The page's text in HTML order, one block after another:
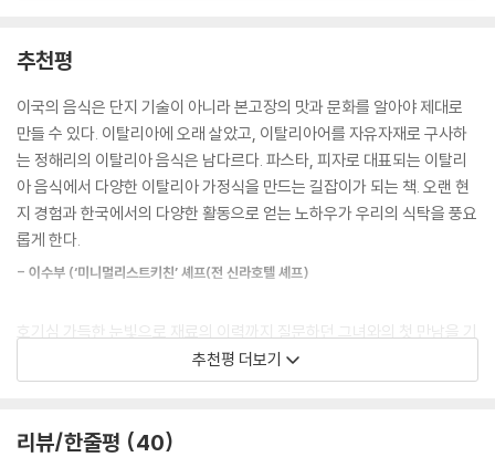
오렌지라는 뜻 아란치니
홍합와인찜
안초비오징어 스파게티
송로버섯 탈리아텔레
의외로 간단한 오징어먹물리조또
밀라노의 리조또 파르미쟈노리조또
블랙올리브페스토 가자미구이
리구리아식 해산물수프
차게 먹는 참치소스 로스트비프
젤라틴 없이 초콜릿무스
캐러멜 판나꼬따
윗면을 접시로 덮은 후 뒤집으면 감자가 위로 올라가 매끄럽고 보기 좋은
--- 「감자프리타타」 중에서
면수는 면을 여러 번 삶을수록 맛있어져요. 그래서 집에서 맛있는 면수를
만들기는 쉽지 않죠. 대신 소금 간을 조금 더 하거나 채수를 넣어보세요. 알
리오올리오에 파르메산치즈를 뿌리는 경우도 있는데, 정통 레시피에서는
넣지 않는답니다.
--- 「알리오올리오」 중에서
문어의 식감을 부드럽게 하는 비법은 삶은 후 건지지 않고 그대로 식히는
것이에요. 남겨둔 문어 다리는 밀봉해 냉동 보관했다가 자연 해동해 쓰세
요. 전자레인지로 해동하면 딱딱해진답니다.
가 건강식이다. 전세계적으로 이탈리아 가정식이라는 말이 통용되는 것도
같은 이유. 우리가 칼국수 삶듯이, 밥 볶듯이 면을 삶아 토마토소스에 쓱쓱
비비고, 쌀을 끓이다 치즈를 섞는 등 이탈리아 음식은 집에서 해먹기 좋다.
이탈리아 할머니와 친구들의 어머니 음식,
요리학교와 레스토랑에서 찾아낸 비장의 노하우
성악을 전공한 저자는 이탈리아에서 13년간 살았고, 귀국 후에도 10여 년
구 어머니의 보리수프 등 푸근한 손맛이 담긴 레시피와 요리학교, 미슐랭
레스토랑에서 익힌 한 끗 차 요리 포인트를 담았다. 쇠고기와 돼지고기, 햄
을 섞어 만드는 황금비율 라구소스, 사르르 녹는 문어 삶기, 끓이지 않고 쿠
따라 하면 집밥이 달라진다.
추천평
이국의 음식은 단지 기술이 아니라 본고장의 맛과 문화를 알아야 제대로
만들 수 있다. 이탈리아에 오래 살았고, 이탈리아어를 자유자재로 구사하
는 정해리의 이탈리아 음식은 남다르다. 파스타, 피자로 대표되는 이탈리
아 음식에서 다양한 이탈리아 가정식을 만드는 길잡이가 되는 책. 오랜 현
지 경험과 한국에서의 다양한 활동으로 얻는 노하우가 우리의 식탁을 풍요
롭게 한다.
- 이수부 (‘미니멀리스트키친’ 셰프(전 신라호텔 셰프)
호기심 가득한 눈빛으로 재료의 이력까지 질문하던 그녀와의 첫 만남을 기
억한다. 이탈리아 음식을 요리전문가, 학생에게 전달하는 모습, 이메일에
서도 그녀의 열정이 느껴졌다. 정해리의 요리책에는 그런 애정이 담겨있
한다.
추천평 더보기
리뷰/한줄평 40